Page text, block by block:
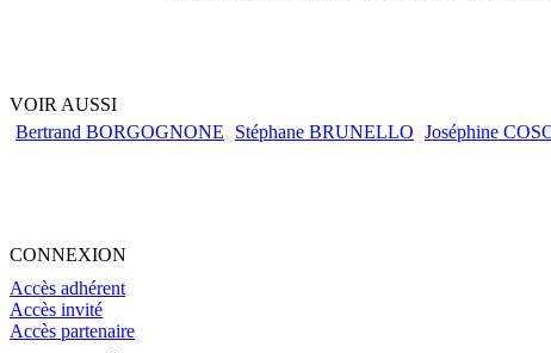
VOIR AUSSI
Bertrand BORGOGNONE
Stéphane BRUNELLO Joséphine
CONNEXION
Accès adhérent
Accès invité
Accès partenaire